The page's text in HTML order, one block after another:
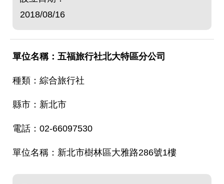
2018/08/16
五福旅行社北大特區分公司
綜合旅行社
新北市
02-66097530
新北市樹林區大雅路286號1樓